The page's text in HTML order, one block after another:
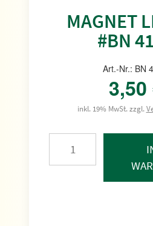
MAGNET
#BN
Art.-Nr.: BN
3,50
inkl. 19% MwSt. zzgl.